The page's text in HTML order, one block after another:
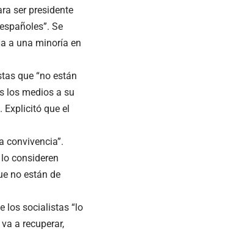
ser presidente
Se
a una minoría en
que “no están
los medios a su
Explicitó que el
convivencia”.
consideren
no están de
los socialistas “lo
a recuperar,